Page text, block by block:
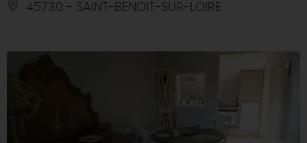
45730 - SAINT-BENOIT-SUR-LOIRE